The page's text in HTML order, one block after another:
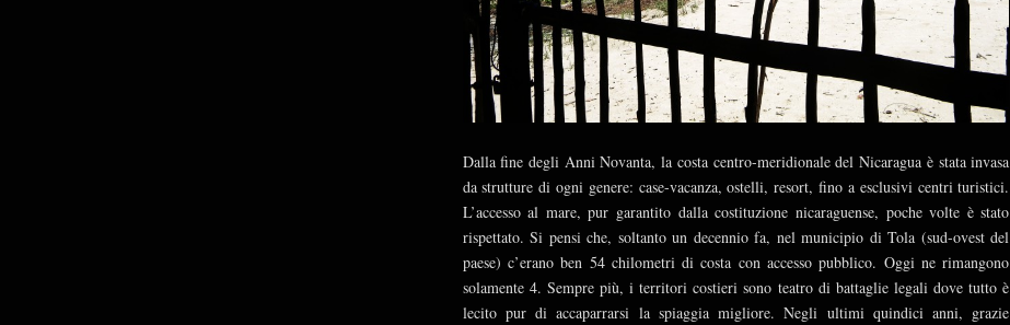
Dalla fine degli Anni Novanta, la costa centro-meridionale del Nicaragua è stata invasa
da strutture di ogni genere: case-vacanza, ostelli, resort, fino a esclusivi centri turistici.
L’accesso al mare, pur garantito dalla costituzione nicaraguense, poche volte è stato
rispettato. Si pensi che, soltanto un decennio fa, nel municipio di Tola (sud-ovest del
paese) c’erano ben 54 chilometri di costa con accesso pubblico. Oggi ne rimangono
solamente 4. Sempre più, i territori costieri sono teatro di battaglie legali dove tutto è
lecito pur di accaparrarsi la spiaggia migliore. Negli ultimi quindici anni, grazie